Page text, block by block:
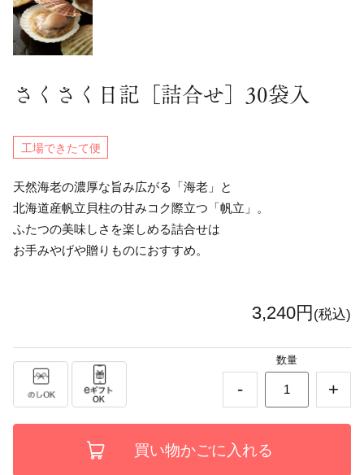
さくさく日記［詰合せ］30袋入
工場できたて便
天然海老の濃厚な旨み広がる「海老」と
北海道産帆立貝柱の甘みコク際立つ「帆立」。
ふたつの美味しさを楽しめる詰合せは
お手みやげや贈りものにおすすめ。
3,240円 (税込)
-
数量
+